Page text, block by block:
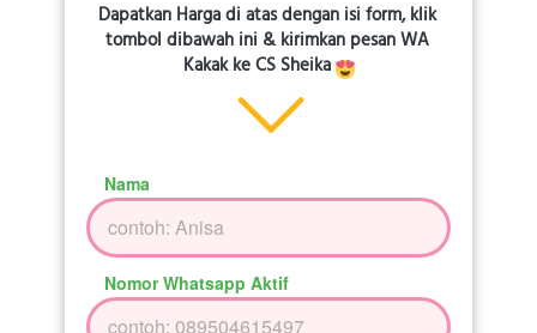
Dapatkan Harga di atas dengan isi form, klik
tombol dibawah ini & kirimkan pesan WA
Kakak ke CS Sheika
Nama
Nomor Whatsapp Aktif